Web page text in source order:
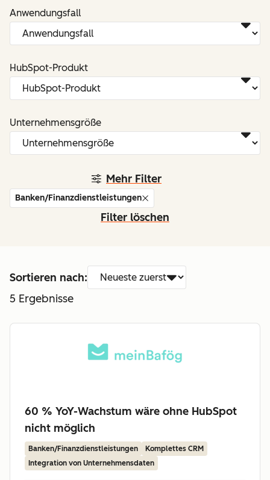
Mehr Filter
Anwendungsfall
HubSpot-Produkt
Unternehmensgröße
Banken/Finanzdienstleistungen
Filter löschen
Sortieren nach:
5 Ergebnisse
60 % YoY-Wachstum wäre ohne HubSpot
nicht möglich
Banken/Finanzdienstleistungen
Komplettes CRM
Integration von Unternehmensdaten